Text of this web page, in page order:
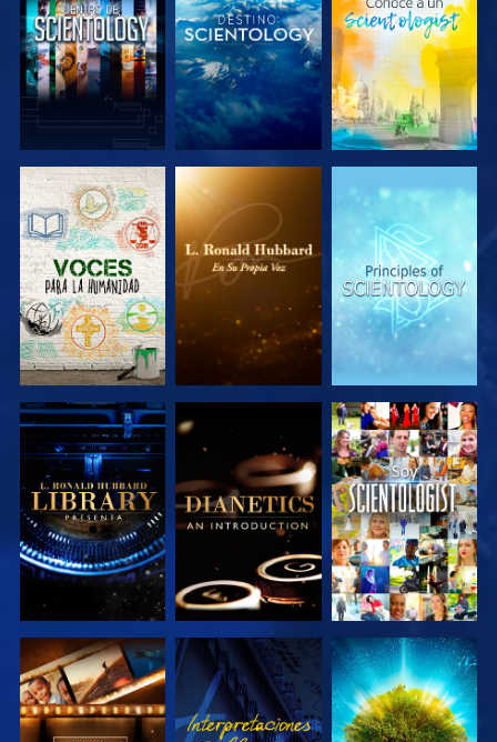
EXPLORA LAS
SERIES
EXPLORA LAS
SERIES
EXPLORA LAS
SERIES
EXPLORA LAS
SERIES
EXPLORA LAS
SERIES
VE
EXPLORA LAS
SERIES
VE
EXPLORA LAS
SERIES